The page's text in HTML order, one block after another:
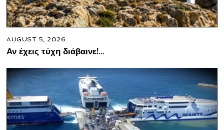
AUGUST 5, 2026
Αν έχεις τύχη διάβαινε!…